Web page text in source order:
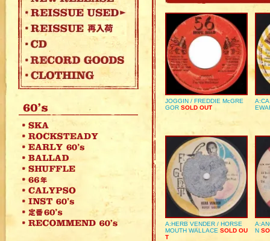
JOGGIN / FREDDIE McGRE
GOR SOLD OUT
A:HERB VENDER / HORSE
MOUTH WALLACE SOLD OU
T
N